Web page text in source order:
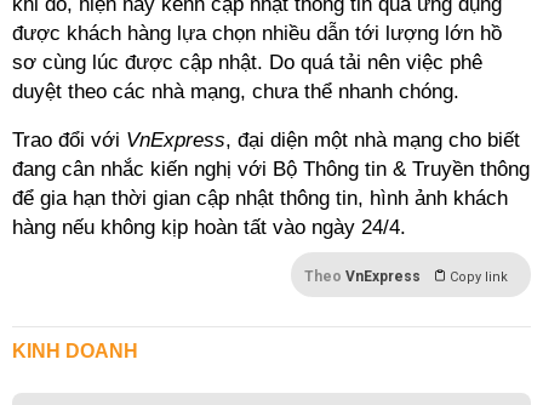
được khách hàng lựa chọn nhiều dẫn tới lượng lớn hồ
sơ cùng lúc được cập nhật. Do quá tải nên việc phê
duyệt theo các nhà mạng, chưa thể nhanh chóng.
Trao đổi với VnExpress, đại diện một nhà mạng cho biết
đang cân nhắc kiến nghị với Bộ Thông tin & Truyền thông
để gia hạn thời gian cập nhật thông tin, hình ảnh khách
hàng nếu không kịp hoàn tất vào ngày 24/4.
Theo VnExpress Copy link
KINH DOANH